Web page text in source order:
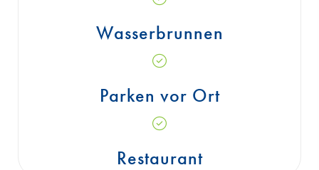
Wasserbrunnen
Parken vor Ort
Restaurant